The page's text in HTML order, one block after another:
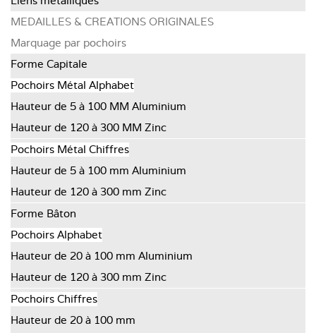
MEDAILLES & CREATIONS ORIGINALES
Marquage par pochoirs
Forme Capitale
Pochoirs Métal Alphabet
Hauteur de 5 à 100 MM Aluminium
Hauteur de 120 à 300 MM Zinc
Pochoirs Métal Chiffres
Hauteur de 5 à 100 mm Aluminium
Hauteur de 120 à 300 mm Zinc
Forme Bâton
Pochoirs Alphabet
Hauteur de 20 à 100 mm Aluminium
Hauteur de 120 à 300 mm Zinc
Pochoirs Chiffres
Hauteur de 20 à 100 mm